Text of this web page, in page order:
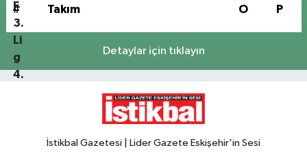
# Takım O P
Detaylar için tıklayın
İstikbal Gazetesi | Lider Gazete Eskişehir'in Sesi